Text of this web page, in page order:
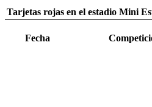
Tarjetas rojas en el estadio Mini
Fecha